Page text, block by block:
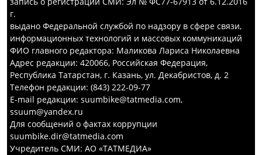
г.
выдано Федеральной службой по надзору в сфере связи,
информационных технологий и массовых коммуникаций
ФИО главного редактора: Маликова Лариса Николаевна
Адрес редакции: 420066, Российская Федерация,
Республика Татарстан, г. Казань, ул. Декабристов, д. 2
Телефон редакции: (843) 222-09-77
E-mail редакции: suumbike@tatmedia.com,
ssuum@yandex.ru
Для сообщений о фактах коррупции
suumbike.dir@tatmedia.com
Учредитель СМИ: АО «ТАТМЕДИА»